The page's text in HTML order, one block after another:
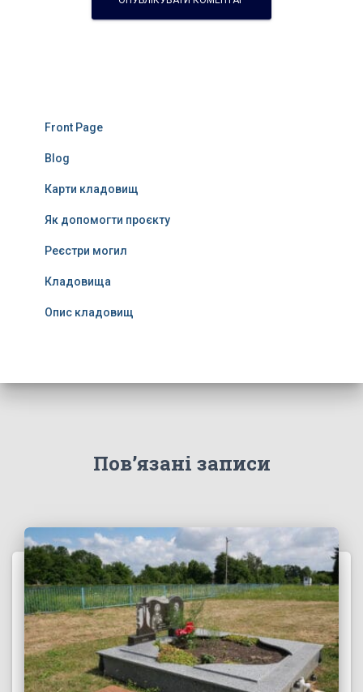
Front Page
Blog
Карти кладовищ
Як допомогти проєкту
Реєстри могил
Кладовища
Опис кладовищ
Пов’язані записи